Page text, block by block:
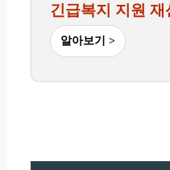
긴급복지 지원
알아보기 >